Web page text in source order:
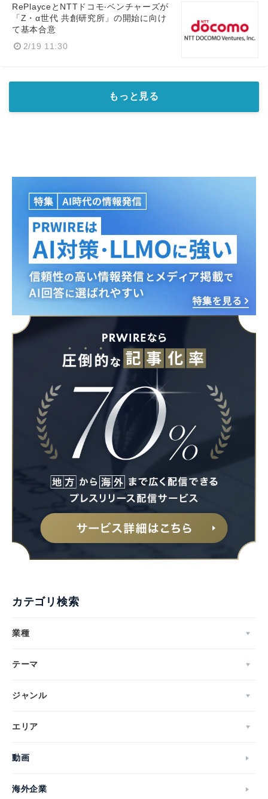
RePlayceとNTTドコモ‧ベンチャーズが
「Z・α世代 共創研究所」の開始に向け
て基本合意
2/19 11:30
もっと見る
カテゴリ検索
業種
テーマ
ジャンル
エリア
動画
海外企業